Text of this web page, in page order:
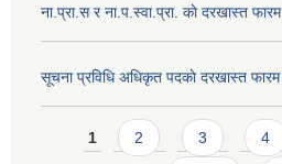
ना‍.प्रा.स र ना.प.स्वा.प्रा. काे दरखास्त फारम
सूचना प्रविधि अधिकृत पदकाे दरखास्त फारम
Pages
1 2 3 4